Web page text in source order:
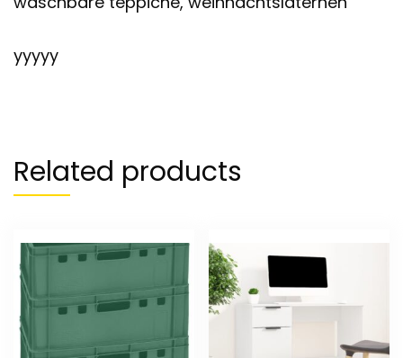
yyyyy
Related products